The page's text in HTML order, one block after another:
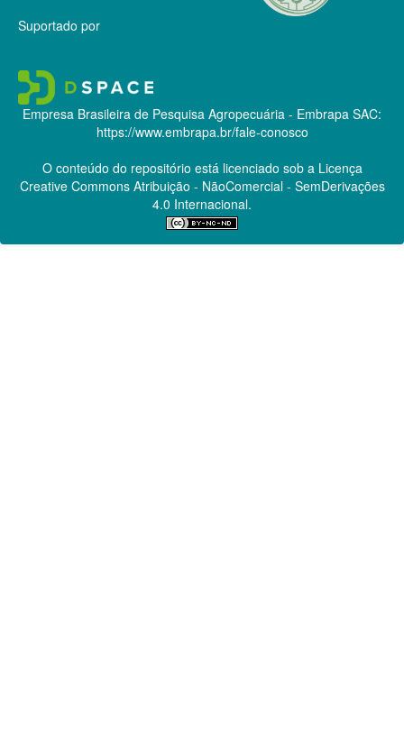
Suportado por
Empresa Brasileira de Pesquisa Agropecuária - Embrapa SAC:
https://www.embrapa.br/fale-conosco
O conteúdo do repositório está licenciado sob a Licença
Creative CommonsAtribuição - NãoComercial - SemDerivações
4.0 Internacional.